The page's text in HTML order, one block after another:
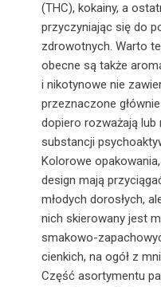
(THC), kokainy, a
przyczyniając się do
zdrowotnych. Warto
obecne są także
i nikotynowe nie
przeznaczone
dopiero rozważają lub
substancji
Kolorowe
design mają
młodych dorosłych,
nich skierowany jest
smakowo-
cienkich, na ogół z
Część asortymentu